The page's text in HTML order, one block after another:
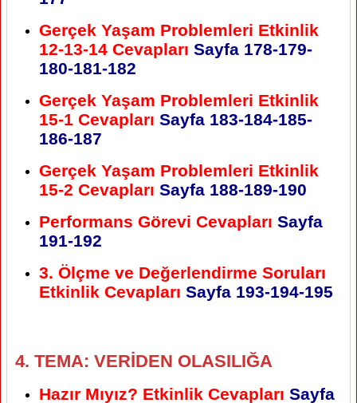
Gerçek Yaşam Problemleri Etkinlik
12-13-14 Cevapları Sayfa 178-179-
180-181-182
Gerçek Yaşam Problemleri Etkinlik
15-1 Cevapları Sayfa 183-184-185-
186-187
Gerçek Yaşam Problemleri Etkinlik
15-2 Cevapları Sayfa 188-189-190
Performans Görevi Cevapları Sayfa
191-192
3. Ölçme ve Değerlendirme Soruları
Etkinlik Cevapları Sayfa 193-194-195
4. TEMA: VERİDEN OLASILIĞA
Hazır Mıyız? Etkinlik Cevapları Sayfa